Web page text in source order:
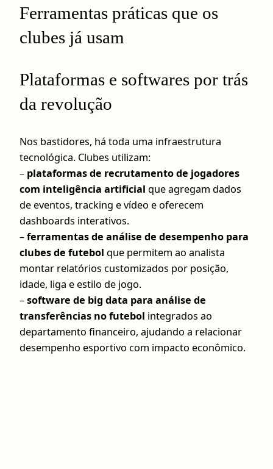
Ferramentas práticas que os
clubes já usam
Plataformas e softwares por trás
da revolução
Nos bastidores, há toda uma infraestrutura
tecnológica. Clubes utilizam:
– plataformas de recrutamento de jogadores
com inteligência artificial que agregam dados
de eventos, tracking e vídeo e oferecem
dashboards interativos.
–ferramentas de análise de desempenho para
clubes de futebol que permitem ao analista
montar relatórios customizados por posição,
idade, liga e estilo de jogo.
–software de big data para análise de
transferências no futebol integrados ao
departamento financeiro, ajudando a relacionar
desempenho esportivo com impacto econômico.